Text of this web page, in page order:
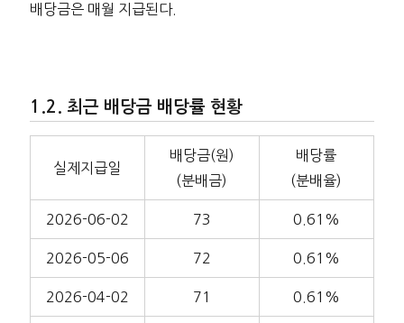
배당금은 매월 지급된다.
최근 배당금 배당률 현황
실제지급일
배당금(원)
(분배금)
배당률
(분배율)
2026-06-02 73 0.61%
2026-05-06 72 0.61%
2026-04-02 71 0.61%